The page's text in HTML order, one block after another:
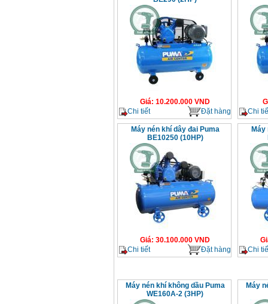
Giá: 10.200.000 VND
Chi tiết
Đặt hàng
Chi
Máy nén khí dây đai Puma
BE10250 (10HP)
Giá: 30.100.000 VND
Chi tiết
Đặt hàng
Máy
Chi
Máy nén khí không dầu Puma
WE160A-2 (3HP)
Máy